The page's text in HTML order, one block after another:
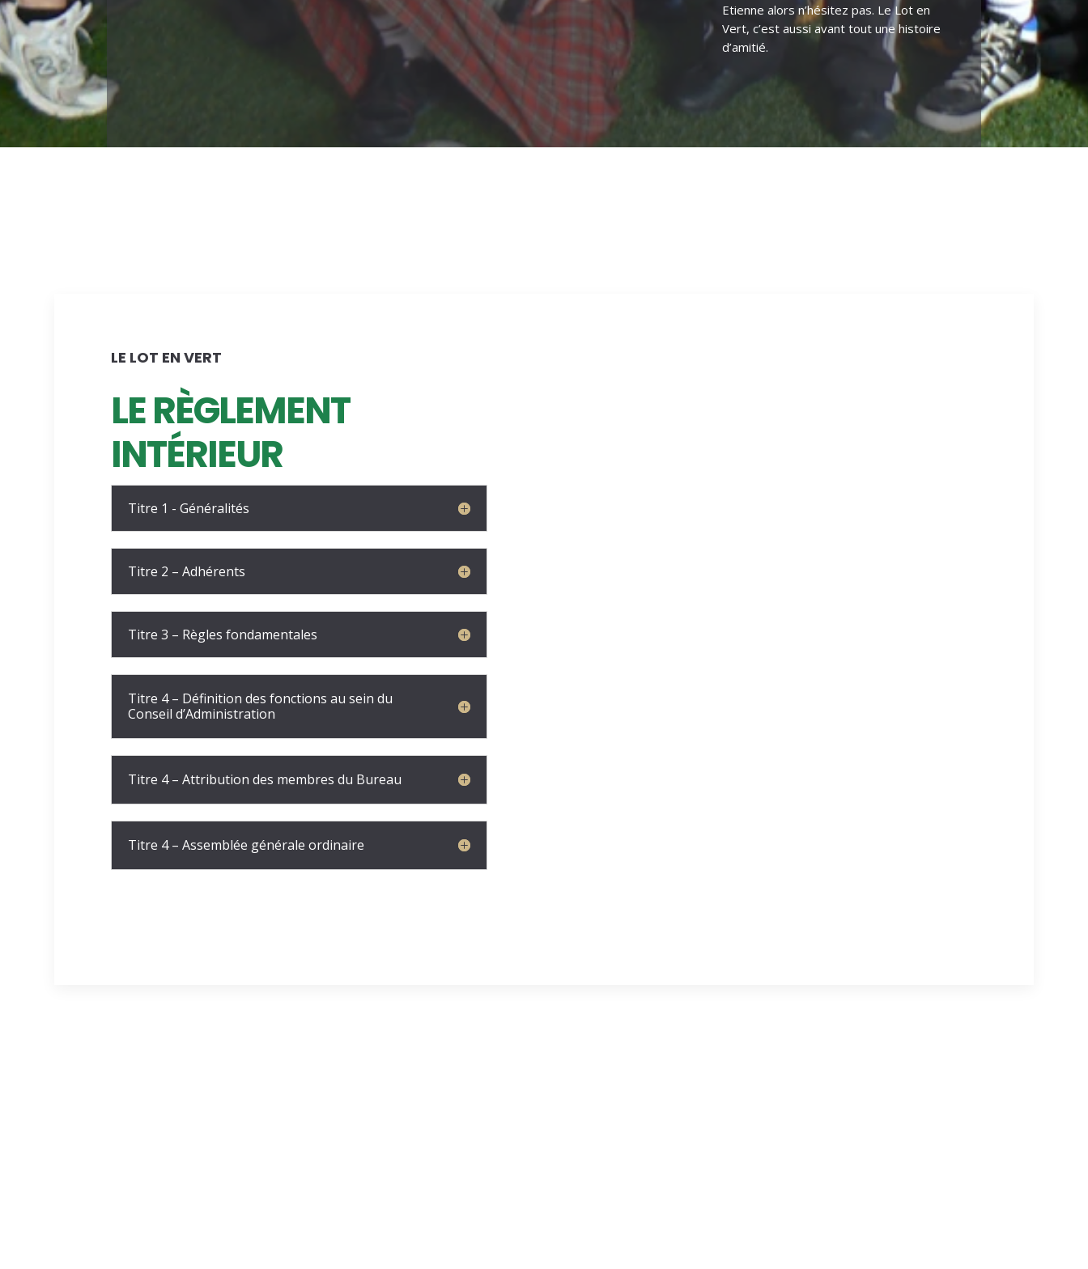
Etienne alors n’hésitez pas. Le Lot en
Vert, c’est aussi avant tout une histoire
d’amitié.
LE LOT EN VERT
LE RÈGLEMENT
INTÉRIEUR
Titre 1 - Généralités
Titre 2 – Adhérents
Titre 3 – Règles fondamentales
Titre 4 – Définition des fonctions au sein du
Conseil d’Administration
Titre 4 – Attribution des membres du Bureau
Titre 4 – Assemblée générale ordinaire